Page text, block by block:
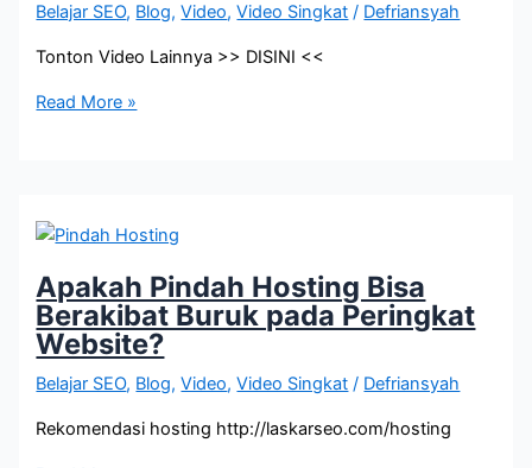
Belajar SEO, Blog,Video,Video Singkat / Defriansyah
Tonton Video Lainnya >> DISINI <<
Apakah
Publish
Boleh
diedit?
Read More »
Apakah Pindah Hosting Bisa
Berakibat Buruk pada Peringkat
Website?
Belajar SEO, Blog,Video,Video Singkat / Defriansyah
Rekomendasi hosting http://laskarseo.com/hosting